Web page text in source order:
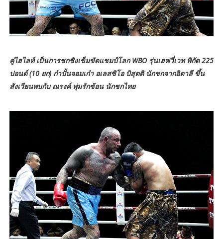
คู่ไฮไลท์ เป็นการชกชิงเข็มขัดแชมป์โลก WBO รุ่นเฮฟวี่เวท พิกัด 225
ปอนด์ (10 ยก) กำปั้นจอมเก๋า อเลสซิโอ บิสุตติ นักชกจากอิตาลี ขึ้น
สังเวียนพบกับ ณรงค์ พุ่มรักซ้อน นักชกไทย